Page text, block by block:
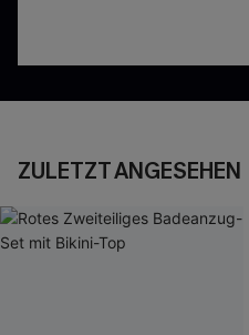
ZULETZT ANGESEHEN